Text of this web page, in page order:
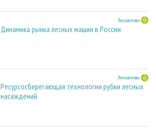
Лесозаготовка
Динамика рынка лесных машин в России
Лесозаготовка
Ресурсосберегающая технология рубки лесных
насаждений